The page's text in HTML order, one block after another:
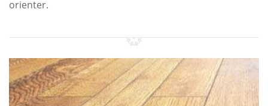
orienter.